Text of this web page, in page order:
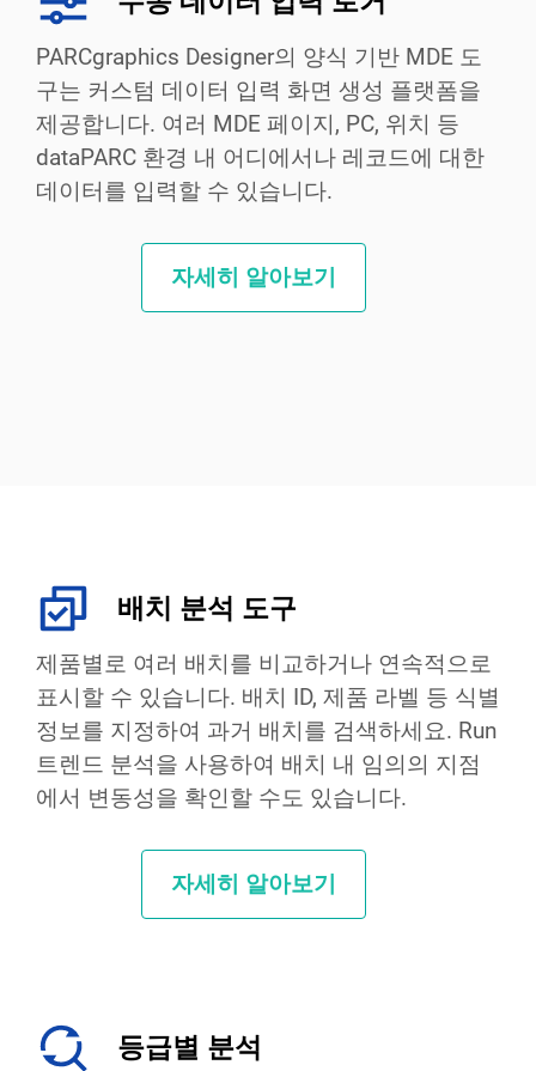
PARCgraphics Designer의 양식 기반 MDE 도
구는 커스텀 데이터 입력 화면 생성 플랫폼을
제공합니다. 여러 MDE 페이지, PC, 위치 등
dataPARC 환경 내 어디에서나 레코드에 대한
데이터를 입력할 수 있습니다.
자세히 알아보기
배치 분석 도구
제품별로 여러 배치를 비교하거나 연속적으로
표시할 수 있습니다. 배치 ID, 제품 라벨 등 식별
정보를 지정하여 과거 배치를 검색하세요. Run
트렌드 분석을 사용하여 배치 내 임의의 지점
에서 변동성을 확인할 수도 있습니다.
자세히 알아보기
등급별 분석